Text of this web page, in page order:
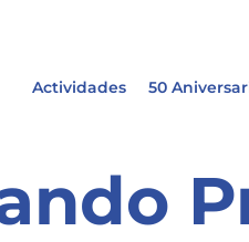
Actividades 50